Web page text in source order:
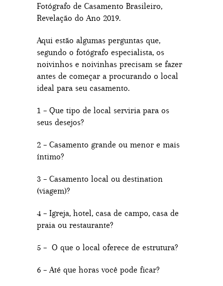
Fotógrafo de Casamento Brasileiro,
Revelação do Ano 2019.
Aqui estão algumas perguntas que,
segundo o fotógrafo especialista, os
noivinhos e noivinhas precisam se fazer
antes de começar a procurando o local
ideal para seu casamento.
1 – Que tipo de local serviria para os
seus desejos?
2 – Casamento grande ou menor e mais
íntimo?
3 – Casamento local ou destination
(viagem)?
4 – Igreja, hotel, casa de campo, casa de
praia ou restaurante?
5 – O que o local oferece de estrutura?
6 – Até que horas você pode ficar?